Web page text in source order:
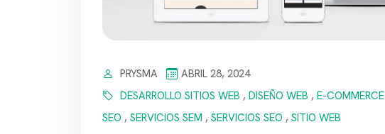
PRYSMA
ABRIL 28, 2024
DESARROLLO SITIOS WEB , DISEÑO WEB , E-COMMERCE
SEO , SERVICIOS SEM , SERVICIOS SEO , SITIO WEB